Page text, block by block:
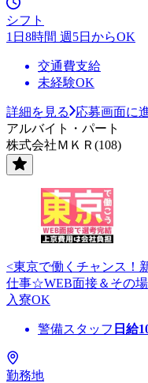
シフト
1日8時間 週5日からOK
交通費支給
未経験OK
詳細を見る
応募画面に
アルバイト・パート
株式会社ＭＫＲ(108)
<東京で働くチャンス！
仕事☆WEB面接＆その
入寮OK
警備スタッフ 日給
勤務地